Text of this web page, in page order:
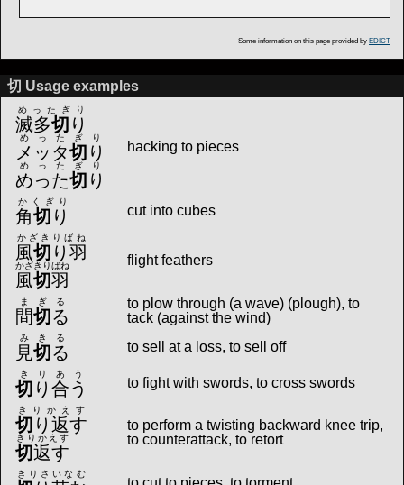
Some information on this page provided by EDICT
切 Usage examples
滅多切 り
めったぎり
メッタ切 り
めったぎり
めった切 り
めったぎり
hacking to pieces
角切 り
かくぎり
cut into cubes
風切 り羽
かざきりばね
風切羽
かざきりばね flight feathers
間切 る
まぎる
to plow through (a wave) (plough), to
tack (against the wind)
見切 る
みきる
to sell at a loss, to sell off
切 り合う
きりあう
to fight with swords, to cross swords
切 り返す
きりかえす
切返す
きりかえす
to perform a twisting backward knee trip,
to counterattack, to retort
きりさいなむ